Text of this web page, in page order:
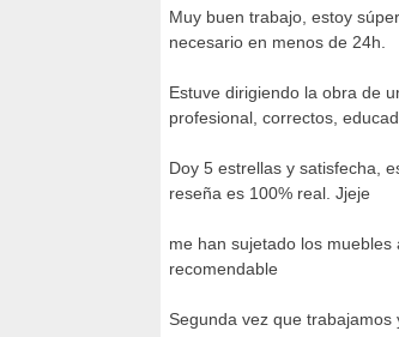
Muy buen trabajo, estoy
necesario en menos de 24h.
Estuve dirigiendo la obra de
profesional, correctos,
Doy 5 estrellas y satisfecha,
reseña es 100% real. Jjeje
me han sujetado los
recomendable
Segunda vez que